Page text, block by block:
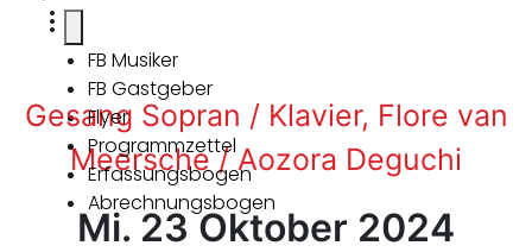
FB Musiker
FB Gastgeber
Flyer
Programmzettel
Erfassungsbogen
Abrechnungsbogen
Gesang Sopran / Klavier, Flore van
Meersche / Aozora Deguchi
Mi. 23 Oktober 2024